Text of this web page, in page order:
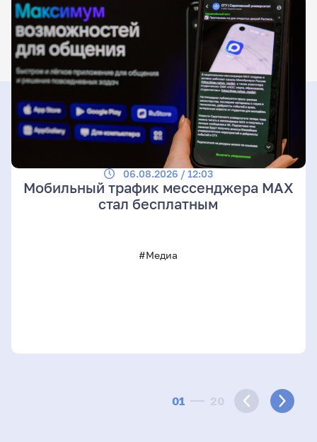
01 20
06.08.2026 / 12:03
Мобильный трафик мессенджера MAX
стал бесплатным
#Медиа